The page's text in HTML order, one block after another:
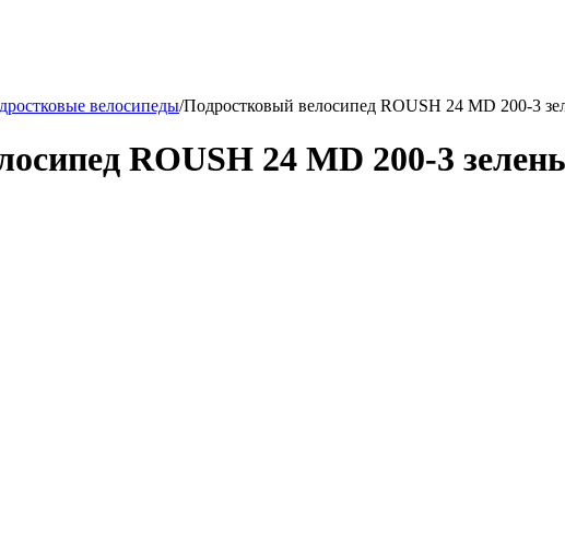
велосипеды/Подростковый велосипед ROUSH 24 MD 200-3
ROUSH 24 MD 200-3